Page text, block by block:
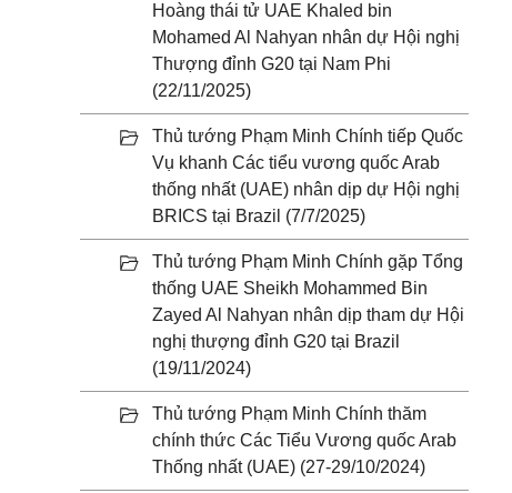
Hoàng thái tử UAE Khaled bin
Mohamed Al Nahyan nhân dự Hội nghị
Thượng đỉnh G20 tại Nam Phi
(22/11/2025)
Thủ tướng Phạm Minh Chính tiếp Quốc
Vụ khanh Các tiểu vương quốc Arab
thống nhất (UAE) nhân dịp dự Hội nghị
BRICS tại Brazil (7/7/2025)
Thủ tướng Phạm Minh Chính gặp Tổng
thống UAE Sheikh Mohammed Bin
Zayed Al Nahyan nhân dịp tham dự Hội
nghị thượng đỉnh G20 tại Brazil
(19/11/2024)
Thủ tướng Phạm Minh Chính thăm
chính thức Các Tiểu Vương quốc Arab
Thống nhất (UAE) (27-29/10/2024)